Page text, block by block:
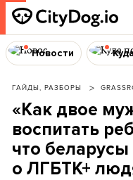
Новости
ГАЙДЫ, РАЗБОРЫ
«Как двое
воспитать
что
о ЛГБТК+